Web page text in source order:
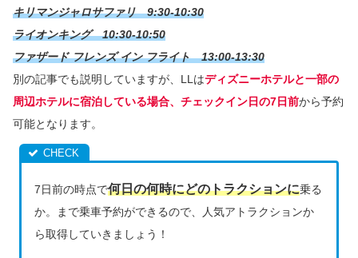
キリマンジャロサファリ 9:30-10:30
ライオンキング 10:30-10:50
ファザード フレンズ イン フライト 13:00-13:30
別の記事でも説明していますが、LLはディズニーホテルと一部の
周辺ホテルに宿泊している場合、チェックイン日の7日前から予約
可能となります。
7日前の時点で何日の何時にどのトラクションに乗る
か。まで乗車予約ができるので、人気アトラクションか
ら取得していきましょう！